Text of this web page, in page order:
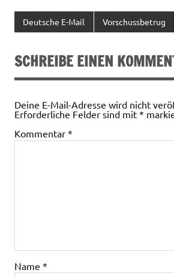
Deutsche E-Mail Vorschussbetrug
SCHREIBE EINEN
Deine E-Mail-Adresse wird nicht
Erforderliche Felder sind mit *
Kommentar *
Name *